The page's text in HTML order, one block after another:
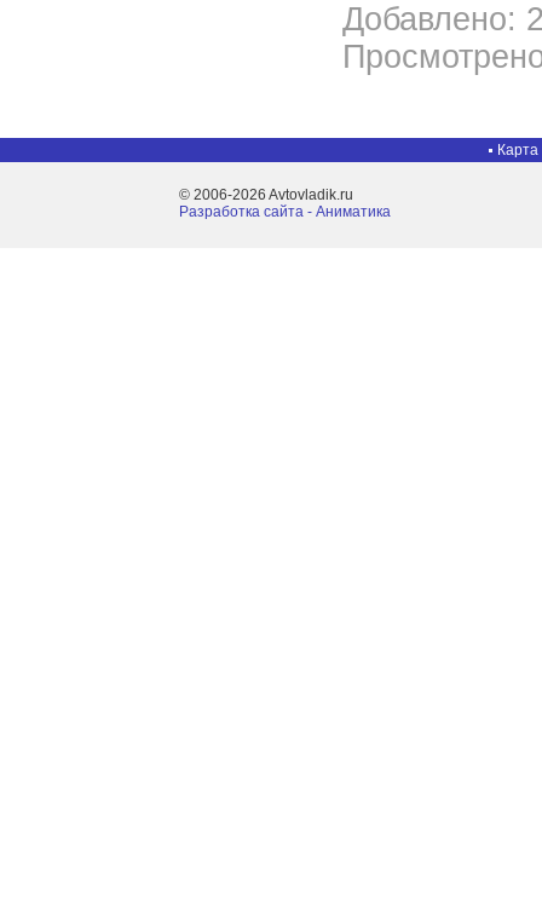
Добавлено:
Карта
© 2006-2026 Avtovladik.ru
Разработка сайта - Aниматика